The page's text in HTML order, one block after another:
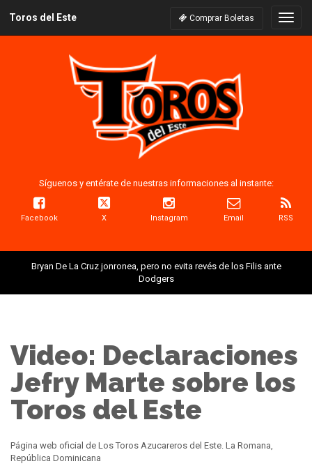
Toros del Este Comprar Boletas
Síguenos y entérate de nuestras informaciones al instante:
Facebook X Instagram Email RSS
Bryan De La Cruz jonronea, pero no evita revés de los Filis ante
Dodgers
Video: Declaraciones
Jefry Marte sobre los
Toros del Este
Página web oficial de Los Toros Azucareros del Este. La Romana,
República Dominicana